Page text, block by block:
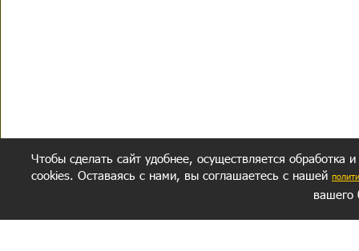
Чтобы сделать сайт удобнее, осуществляется обработка
cookies. Оставаясь с нами, вы соглашаетесь с нашей
вашего